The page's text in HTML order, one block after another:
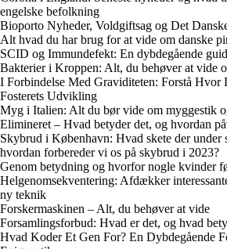
engelske befolkning
Bioporto Nyheder, Voldgiftsag og Det
Alt hvad du har brug for at vide om danske
SCID og Immundefekt: En dybdegående
Bakterier i Kroppen: Alt, du behøver at vide
I Forbindelse Med Graviditeten: Forstå Hvor
Fosterets Udvikling
Myg i Italien: Alt du bør vide om myggestik
Elimineret – Hvad betyder det, og hvordan
Skybrud i København: Hvad skete der under
hvordan forbereder vi os på skybrud i 2023?
Genom betydning og hvorfor nogle kvinder
Helgenomsekventering: Afdækker
ny teknik
Forskermaskinen – Alt, du behøver at vide
Forsamlingsforbud: Hvad er det, og hvad
Hvad Koder Et Gen For? En Dybdegående